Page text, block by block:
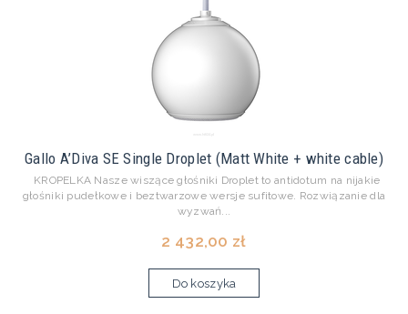
Gallo A’Diva SE Single Droplet (Matt White + white cable)
KROPELKA Nasze wiszące głośniki Droplet to antidotum na nijakie
głośniki pudełkowe i beztwarzowe wersje sufitowe. Rozwiązanie dla
wyzwań...
2 432,00 zł
Do koszyka